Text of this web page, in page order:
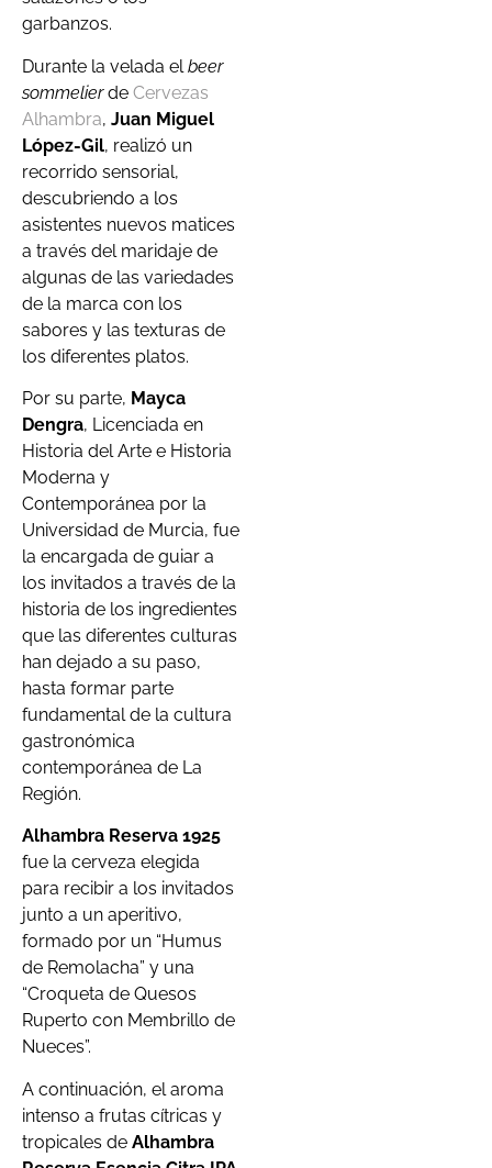
garbanzos.
Durante la velada el beer
sommelierde Cervezas
Alhambra, Juan Miguel
López-Gil, realizó un
recorrido sensorial,
descubriendo a los
asistentes nuevos matices
a través del maridaje de
algunas de las variedades
de la marca con los
sabores y las texturas de
los diferentes platos.
Por su parte, Mayca
Dengra, Licenciada en
Historia del Arte e Historia
Moderna y
Contemporánea por la
Universidad de Murcia, fue
la encargada de guiar a
los invitados a través de la
historia de los ingredientes
que las diferentes culturas
han dejado a su paso,
hasta formar parte
fundamental de la cultura
gastronómica
contemporánea de La
Región.
Alhambra Reserva 1925
fue la cerveza elegida
para recibir a los invitados
junto a un aperitivo,
formado por un “Humus
de Remolacha” y una
“Croqueta de Quesos
Ruperto con Membrillo de
Nueces”.
A continuación, el aroma
intenso a frutas cítricas y
tropicales de Alhambra